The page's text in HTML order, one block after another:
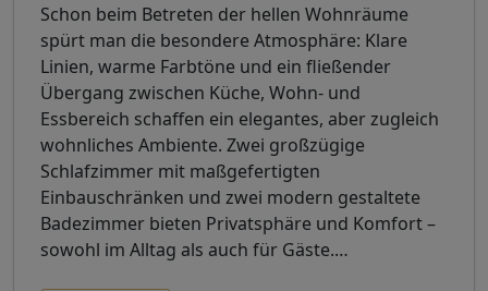
Schon beim Betreten der hellen Wohnräume
spürt man die besondere Atmosphäre: Klare
Linien, warme Farbtöne und ein fließender
Übergang zwischen Küche, Wohn- und
Essbereich schaffen ein elegantes, aber zugleich
wohnliches Ambiente. Zwei großzügige
Schlafzimmer mit maßgefertigten
Einbauschränken und zwei modern gestaltete
Badezimmer bieten Privatsphäre und Komfort –
sowohl im Alltag als auch für Gäste.…